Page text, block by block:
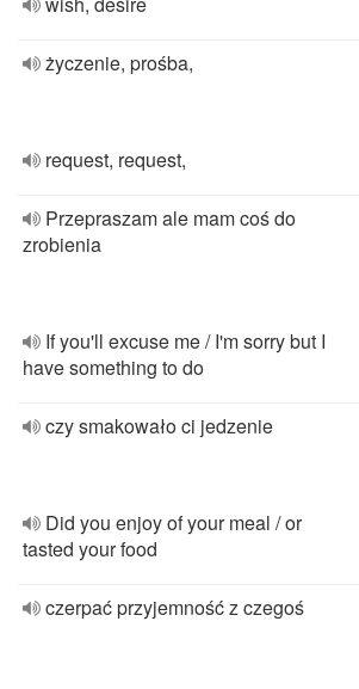
życzenie, prośba,
request, request,
Przepraszam ale mam coś do
zrobienia
If you'll excuse me / I'm sorry but I
have something to do
czy smakowało ci jedzenie
Did you enjoy of your meal / or
tasted your food
czerpać przyjemność z czegoś